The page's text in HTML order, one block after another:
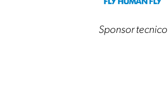
Sponsor tecnico